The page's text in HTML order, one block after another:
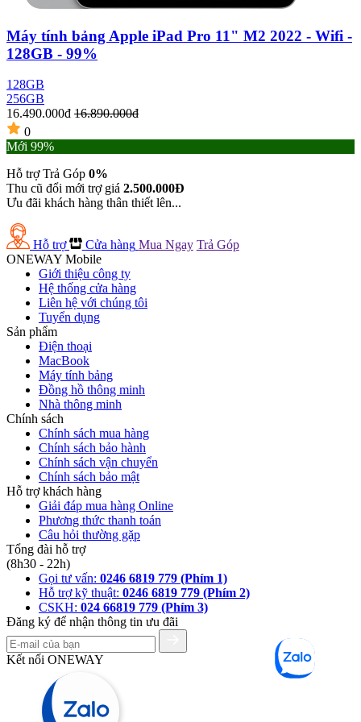
Máy tính bảng Apple iPad Pro 11" M2 2022 - Wifi -
128GB - 99%
128GB
256GB
16.490.000đ 16.890.000đ
0
Mới 99%
Hỗ trợ Trả Góp 0%
Thu cũ đổi mới trợ giá 2.500.000Đ
Ưu đãi khách hàng thân thiết lên...
Hỗ trợ Cửa hàng Mua Ngay Trả Góp
ONEWAY Mobile
Giới thiệu công ty
Hệ thống cửa hàng
Liên hệ với chúng tôi
Tuyển dụng
Sản phẩm
Điện thoại
MacBook
Máy tính bảng
Đồng hồ thông minh
Nhà thông minh
Chính sách
Chính sách mua hàng
Chính sách bảo hành
Chính sách vận chuyển
Chính sách bảo mật
Hỗ trợ khách hàng
Giải đáp mua hàng Online
Phương thức thanh toán
Câu hỏi thường gặp
Tổng đài hỗ trợ
(8h30 - 22h)
Gọi tư vấn: 0246 6819 779 (Phím 1)
Hỗ trợ kỹ thuật: 0246 6819 779 (Phím 2)
CSKH: 024 66819 779 (Phím 3)
Đăng ký để nhận thông tin ưu đãi
Kết nối ONEWAY